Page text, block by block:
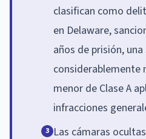
clasifican como
en Delaware,
años de prisión, una
considerablemente
menor de Clase A
infracciones
3 Las cámaras